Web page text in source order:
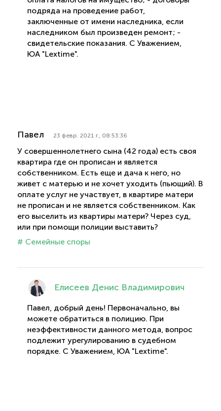
подряда на проведение работ,
заключенные от имени наследника, если
наследником был произведен ремонт; -
свидетельские показания. С Уважением,
ЮА "Lextime".
Павел 23 февр. 2021 г., 08:53:36
У совершеннолетнего сына (42 года) есть своя
квартира где он прописан и является
собственником. Есть еще и дача к него, но
живет с матерью и не хочет уходить (пьющий). В
оплате услуг не участвует, в квартире матери
не прописан и не является собственником. Как
его выселить из квартиры матери? Через суд,
или при помощи полиции выставить?
# Семейные споры
Елисеев Денис Владимирович
Павел, добрый день! Первоначально, вы
можете обратиться в полицию. При
неэффективности данного метода, вопрос
подлежит урегулированию в судебном
порядке. С Уважением, ЮА "Lextime".